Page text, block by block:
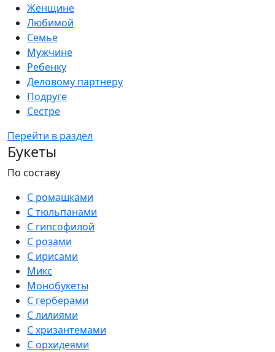
Женщине
Любимой
Семье
Мужчине
Ребенку
Деловому партнеру
Подруге
Сестре
Перейти в раздел
Букеты
По составу
С ромашками
С тюльпанами
С гипсофилой
С розами
С ирисами
Микс
Монобукеты
С герберами
С лилиями
С хризантемами
С орхидеями